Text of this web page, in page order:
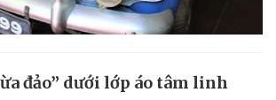
đảo” dưới lớp áo tâm linh